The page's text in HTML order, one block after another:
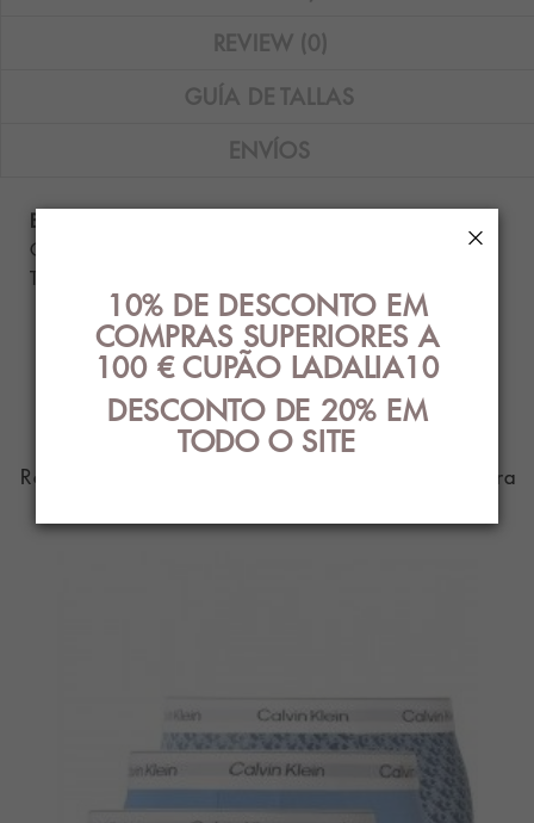
REVIEW (0)
GUÍA DE TALLAS
ENVÍOS
Boxer John Frank com estampa de cow girl.
Composição: 95% algodão - 5% elastano.
Tamanhos disponíveis: M e L.
PRODUTO DE
PARENTES
Roupa íntima com o melhor design e estilo para
10% DE DESCONTO EM
COMPRAS SUPERIORES A
100 € CUPÃO LADALIA10
DESCONTO DE 20% EM
TODO O SITE
×